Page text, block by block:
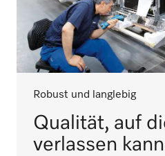
Robust und langlebig
Qualität, auf
verlassen kann